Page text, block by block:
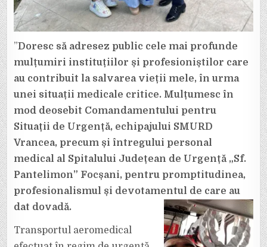
”Doresc să adresez public cele mai profunde
mulțumiri instituțiilor și profesioniștilor care
au contribuit la salvarea vieții mele, în urma
unei situații medicale critice. Mulțumesc în
mod deosebit Comandamentului pentru
Situații de Urgență, echipajului SMURD
Vrancea, precum și întregului personal
medical al Spitalului Județean de Urgență „Sf.
Pantelimon” Focșani, pentru promptitudinea,
profesionalismul și devotamentul de care au
dat dovadă.
Transportul aeromedical